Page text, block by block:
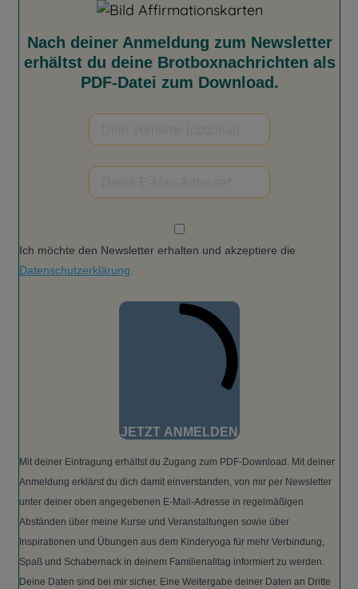
Nach deiner Anmeldung zum Newsletter
erhältst du deine Brotboxnachrichten als
PDF-Datei zum Download.
Ich möchte den Newsletter erhalten und akzeptiere die
Datenschutzerklärung.
JETZT ANMELDEN
Mit deiner Eintragung erhältst du Zugang zum PDF-Download. Mit deiner
Anmeldung erklärst du dich damit einverstanden, von mir per Newsletter
unter deiner oben angegebenen E-Mail-Adresse in regelmäßigen
Abständen über meine Kurse und Veranstaltungen sowie über
Inspirationen und Übungen aus dem Kinderyoga für mehr Verbindung,
Spaß und Schabernack in deinem Familienalltag informiert zu werden.
Deine Daten sind bei mir sicher. Eine Weitergabe deiner Daten an Dritte